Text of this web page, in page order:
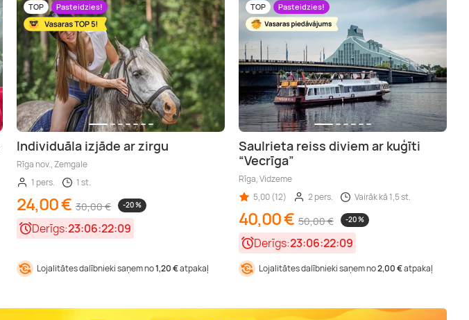
TOP Pasteidzies!
Individuāla izjāde ar zirgu
Rīga nov., Zemgale
1 pers.
1 st.
24,00 € 30,00 € -20 %
Derīgs:23:06:22:08
Lojalitātes dalībnieki saņem no1,20 €atpakaļ
TOP Pasteidzies!
Saulrieta reiss diviem ar kuģīti
“Vecrīga”
Rīga, Vidzeme
5,00 (12)
2 pers. Vairāk kā 1,5 st.
40,00 € 50,00 € -20 %
Derīgs:23:06:22:08
Lojalitātes dalībnieki saņem no2,00 €atpakaļ